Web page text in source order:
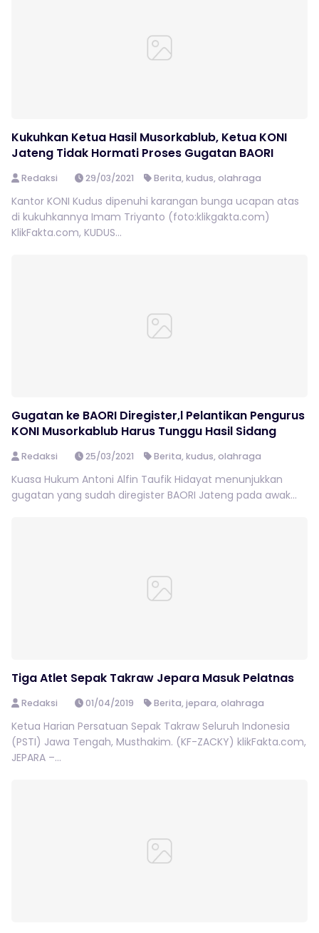
Kukuhkan Ketua Hasil Musorkablub, Ketua KONI
Jateng Tidak Hormati Proses Gugatan BAORI
Redaksi 29/03/2021 Berita,kudus,olahraga
Kantor KONI Kudus dipenuhi karangan bunga ucapan atas
di kukuhkannya Imam Triyanto (foto:klikgakta.com)
KlikFakta.com, KUDUS...
Gugatan ke BAORI Diregister,l Pelantikan Pengurus
KONI Musorkablub Harus Tunggu Hasil Sidang
Redaksi 25/03/2021 Berita,kudus,olahraga
Kuasa Hukum Antoni Alfin Taufik Hidayat menunjukkan
gugatan yang sudah diregister BAORI Jateng pada awak...
Tiga Atlet Sepak Takraw Jepara Masuk Pelatnas
Redaksi 01/04/2019 Berita,jepara,olahraga
Ketua Harian Persatuan Sepak Takraw Seluruh Indonesia
(PSTI) Jawa Tengah, Musthakim. (KF-ZACKY) klikFakta.com,
JEPARA –...